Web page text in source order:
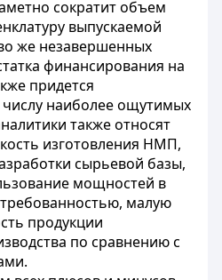
сократит объем
выпускаемой
же незавершенных
финансирования на
придется
числу наиболее ощутимых
также относят
изготовления НМП,
сырьевой базы,
мощностей в
малую
продукции
по сравнению с